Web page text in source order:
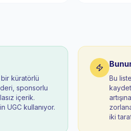
bir küratörlü
sponsorlu
içerik.
UGC kullanıyor.
Bu
iki